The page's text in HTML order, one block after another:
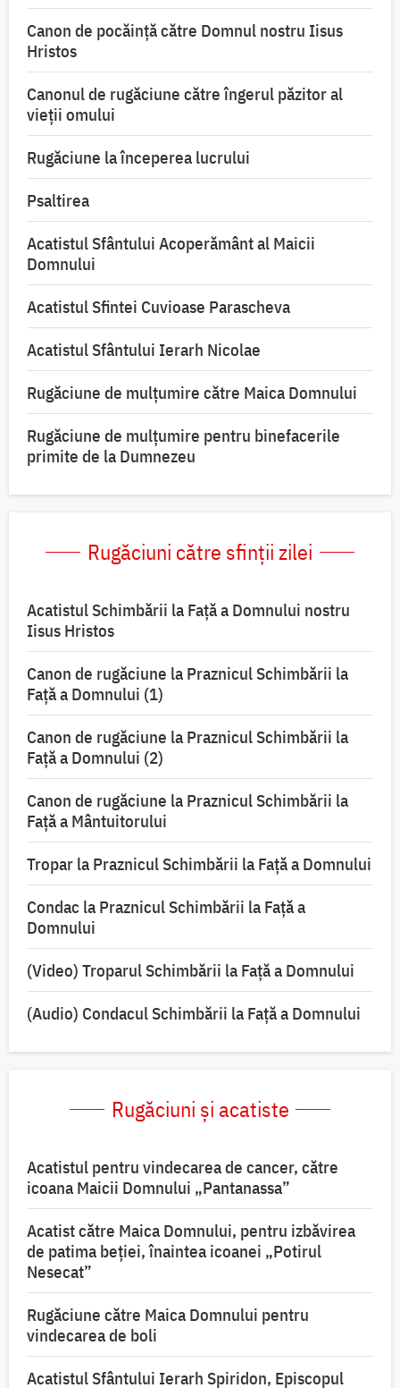
Canon de pocăință către Domnul nostru Iisus
Hristos
Canonul de rugăciune către îngerul păzitor al
vieții omului
Rugăciune la începerea lucrului
Psaltirea
Acatistul Sfântului Acoperământ al Maicii
Domnului
Acatistul Sfintei Cuvioase Parascheva
Acatistul Sfântului Ierarh Nicolae
Rugăciune de mulţumire către Maica Domnului
Rugăciune de mulțumire pentru binefacerile
primite de la Dumnezeu
Rugăciuni către sfinții zilei
Acatistul Schimbării la Faţă a Domnului nostru
Iisus Hristos
Canon de rugăciune la Praznicul Schimbării la
Faţă a Domnului (1)
Canon de rugăciune la Praznicul Schimbării la
Faţă a Domnului (2)
Canon de rugăciune la Praznicul Schimbării la
Față a Mântuitorului
Tropar la Praznicul Schimbării la Faţă a Domnului
Condac la Praznicul Schimbării la Faţă a
Domnului
(Video) Troparul Schimbării la Față a Domnului
(Audio) Condacul Schimbării la Față a Domnului
Rugăciuni și acatiste
Acatistul pentru vindecarea de cancer, către
icoana Maicii Domnului „Pantanassa”
Acatist către Maica Domnului, pentru izbăvirea
de patima beției, înaintea icoanei „Potirul
Nesecat”
Rugăciune către Maica Domnului pentru
vindecarea de boli
Acatistul Sfântului Ierarh Spiridon, Episcopul